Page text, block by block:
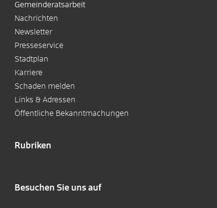
Gemeinderatsarbeit
Nachrichten
Newsletter
Presseservice
Stadtplan
Karriere
Schaden melden
Links & Adressen
Öffentliche Bekanntmachungen
Rubriken
Besuchen Sie uns auf